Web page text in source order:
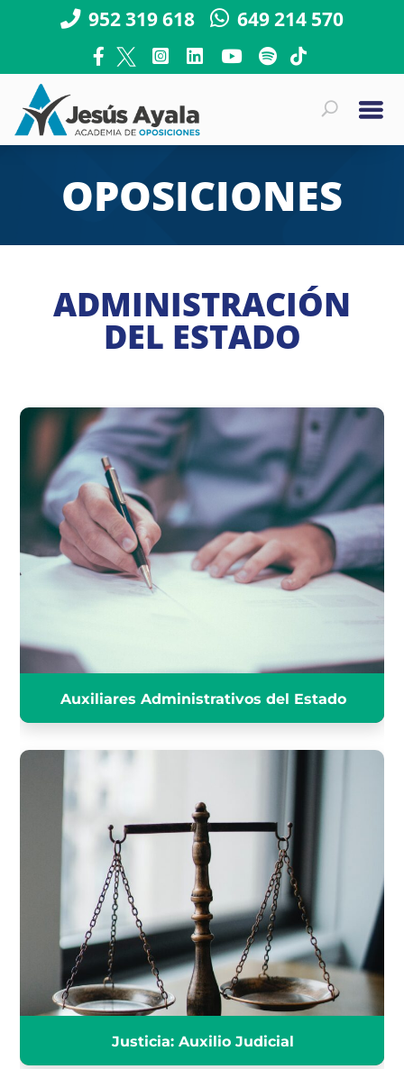
952 319 618 649 214 570
OPOSICIONES
ADMINISTRACIÓN
DEL ESTADO
Auxiliares Administrativos del Estado
AUXILIARES ADMINISTRATIVO
DEL ESTADO
Justicia: Auxilio Judicial
JUSTICIA AUXILIO JUDICIAL
INFÓRMATE